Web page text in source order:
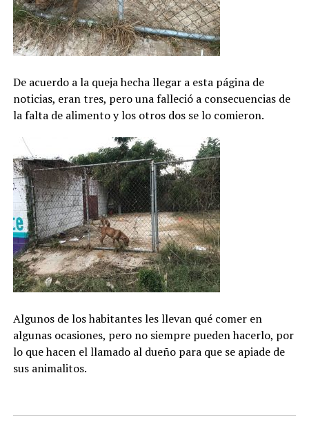
De acuerdo a la queja hecha llegar a esta página de
noticias, eran tres, pero una falleció a consecuencias de
la falta de alimento y los otros dos se lo comieron.
Algunos de los habitantes les llevan qué comer en
algunas ocasiones, pero no siempre pueden hacerlo, por
lo que hacen el llamado al dueño para que se apiade de
sus animalitos.